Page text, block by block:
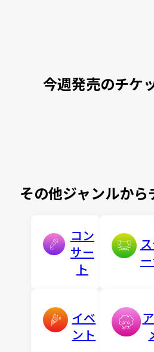
今週発売のチケ
その他ジャンルか
コン
サー
ト
イベ
ント